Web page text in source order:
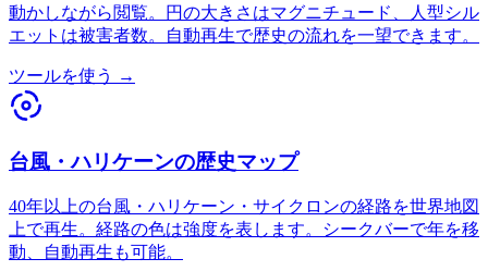
動かしながら閲覧。円の大きさはマグニチュード、人型シル
エットは被害者数。自動再生で歴史の流れを一望できます。
ツールを使う →
台風・ハリケーンの歴史マップ
40年以上の台風・ハリケーン・サイクロンの経路を世界地図
上で再生。経路の色は強度を表します。シークバーで年を移
動、自動再生も可能。